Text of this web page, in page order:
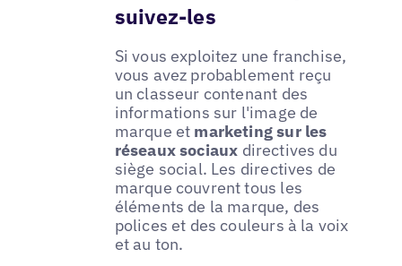
suivez-les
Si vous exploitez une franchise,
vous avez probablement reçu
un classeur contenant des
informations sur l'image de
marque et marketing sur les
réseaux sociaux directives du
siège social. Les directives de
marque couvrent tous les
éléments de la marque, des
polices et des couleurs à la voix
et au ton.